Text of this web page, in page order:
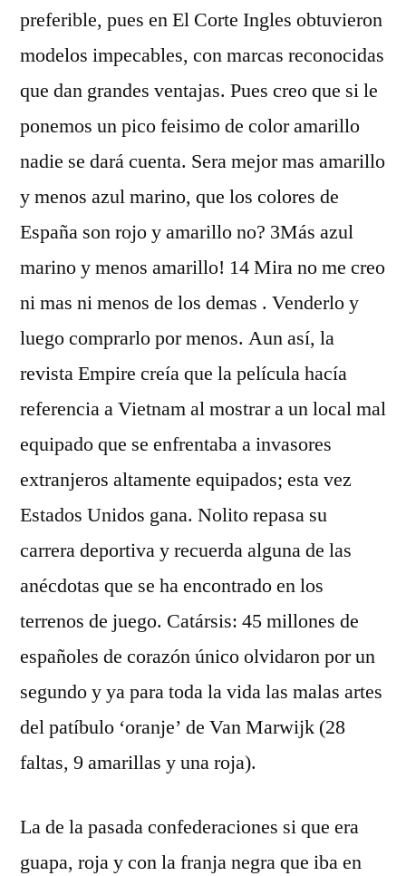
preferible, pues en El Corte Ingles obtuvieron
modelos impecables, con marcas reconocidas
que dan grandes ventajas. Pues creo que si le
ponemos un pico feisimo de color amarillo
nadie se dará cuenta. Sera mejor mas amarillo
y menos azul marino, que los colores de
España son rojo y amarillo no? 3Más azul
marino y menos amarillo! 14 Mira no me creo
ni mas ni menos de los demas . Venderlo y
luego comprarlo por menos. Aun así, la
revista Empire creía que la película hacía
referencia a Vietnam al mostrar a un local mal
equipado que se enfrentaba a invasores
extranjeros altamente equipados; esta vez
Estados Unidos gana. Nolito repasa su
carrera deportiva y recuerda alguna de las
anécdotas que se ha encontrado en los
terrenos de juego. Catársis: 45 millones de
españoles de corazón único olvidaron por un
segundo y ya para toda la vida las malas artes
del patíbulo ‘oranje’ de Van Marwijk (28
faltas, 9 amarillas y una roja).
La de la pasada confederaciones si que era
guapa, roja y con la franja negra que iba en